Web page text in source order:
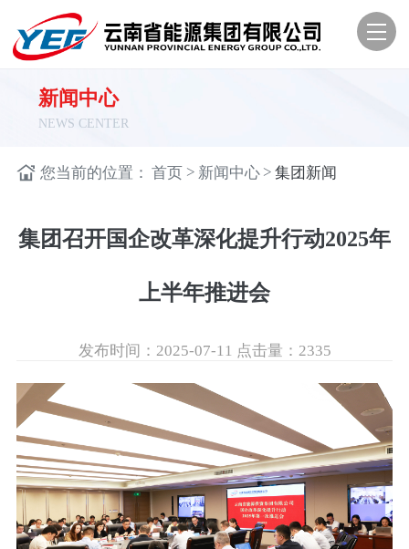
新闻中心
NEWS CENTER
您当前的位置： 首页 > 新闻中心 > 集团新闻
集团召开国企改革深化提升行动2025年
上半年推进会
发布时间：2025-07-11 点击量： 2335